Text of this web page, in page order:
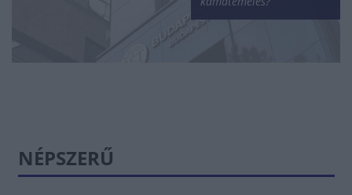
NÉPSZERŰ